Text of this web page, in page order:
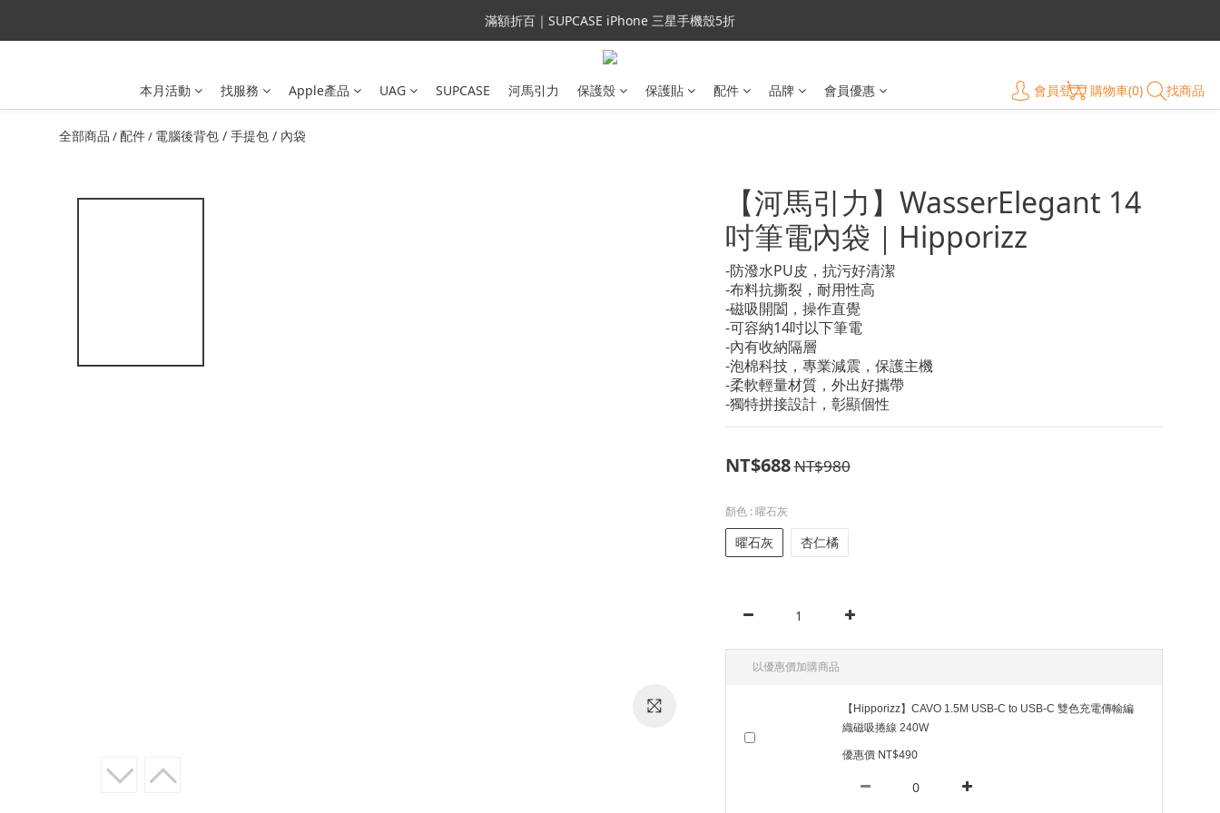
會員699免運｜父親節禮手機殼5折、行動電源66折
滿額折百｜SUPCASE iPhone 三星手機殼5折
會員699免運｜父親節禮手機殼5折、行動電源66折
本月活動
找服務 Apple產品 UAG SUPCASE 河馬引力 保護殼 保護貼 配件 品牌 會員優惠 會員登入 購物車(0) 找商品
全部商品 /配件/ 電腦後背包 / 手提包 / 內袋
【河馬引力】WasserElegant 14
吋筆電內袋｜Hipporizz
-防潑水PU皮，抗污好清潔
-布料抗撕裂，耐用性高
-磁吸開闔，操作直覺
-可容納14吋以下筆電
-內有收納隔層
-泡棉科技，專業減震，保護主機
-柔軟輕量材質，外出好攜帶
-獨特拼接設計，彰顯個性
NT$688NT$980
顏色 : 曜石灰
曜石灰 杏仁橘
以優惠價加購商品
【Hipporizz】CAVO 1.5M USB-C to USB-C 雙色充電傳輸編
織磁吸捲線 240W
優惠價 NT$490